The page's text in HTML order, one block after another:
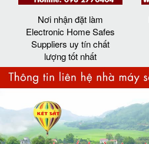
Nơi nhận đặt làm
Electronic Home Safes
Suppliers uy tín chất
lượng tốt nhất